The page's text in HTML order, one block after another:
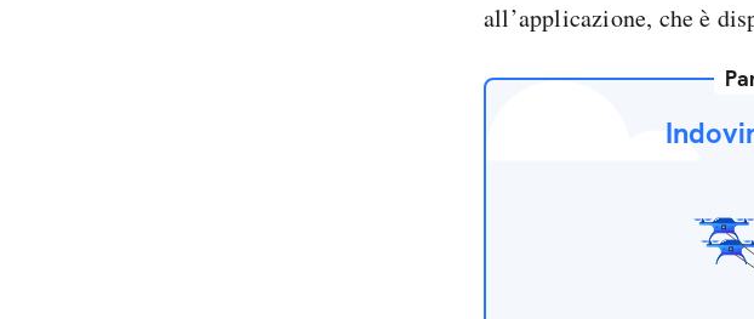
all’applicazione, che è